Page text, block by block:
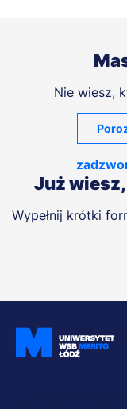
Nie wiesz,
Już
Wypełnij krótki